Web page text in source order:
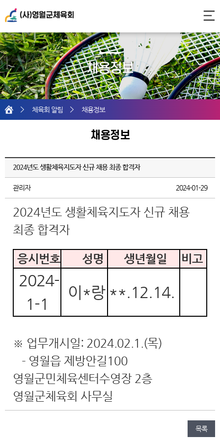
채용정보
홈 체육회 알림 채용정보
채용정보
2024년도 생활체육지도자 신규 채용 최종 합격자
관리자 2024-01-29
2024년도 생활체육지도자 신규 채용
최종 합격자
응시번호 성명 생년월일 비고
2024-
1-1
이*랑 **.12.14.
※ 업무개시일: 2024.02.1.(목)
- 영월읍 제방안길100
영월군민체육센터수영장 2층
영월군체육회 사무실
목록